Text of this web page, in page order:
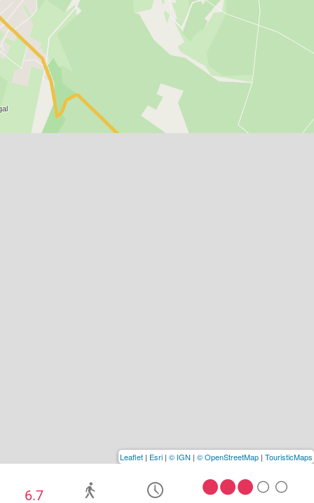
6.7
Leaflet | Esri | © IGN | © OpenStreetMap | TouristicMaps